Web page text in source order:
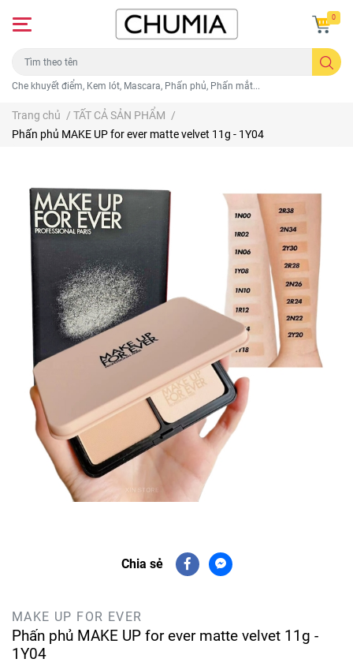
Che khuyết điểm, Kem lót, Mascara, Phấn phủ, Phấn mắt...
0
Trang chủ / TẤT CẢ SẢN PHẨM /
Phấn phủ MAKE UP for ever matte velvet 11g - 1Y04
Chia sẻ
MAKE UP FOR EVER
Phấn phủ MAKE UP for ever matte velvet 11g -
1Y04